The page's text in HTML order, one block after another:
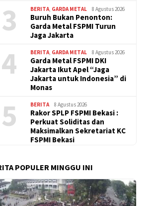
3 BERITA GARDA METAL 8 Agustus 2026
Buruh Bukan Penonton:
Garda Metal FSPMI Turun
Jaga Jakarta
4 BERITA GARDA METAL 8 Agustus 2026
Garda Metal FSPMI DKI
Jakarta Ikut Apel “Jaga
Jakarta untuk Indonesia” di
Monas
5 BERITA 8 Agustus 2026
Rakor SPLP FSPMI Bekasi :
Perkuat Soliditas dan
Maksimalkan Sekretariat KC
FSPMI Bekasi
POPULER MINGGU INI